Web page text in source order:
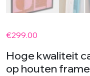
€299.00
Hoge kwaliteit
op houten frame